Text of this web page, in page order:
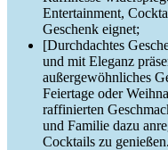
Entertainment,
Geschenk eignet;
[Durchdachtes
und mit Eleganz
außergewöhnliches
Feiertage oder
raffinierten
und Familie dazu
Cocktails zu genießen.